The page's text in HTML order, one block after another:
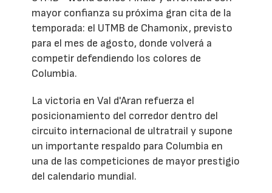
mayor confianza su próxima gran cita de la
temporada: el UTMB de Chamonix, previsto
para el mes de agosto, donde volverá a
competir defendiendo los colores de
Columbia.
La victoria en Val d'Aran refuerza el
posicionamiento del corredor dentro del
circuito internacional de ultratrail y supone
un importante respaldo para Columbia en
una de las competiciones de mayor prestigio
del calendario mundial.